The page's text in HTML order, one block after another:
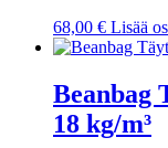
68,00 € Lisää
Beanbag
18 kg/m³